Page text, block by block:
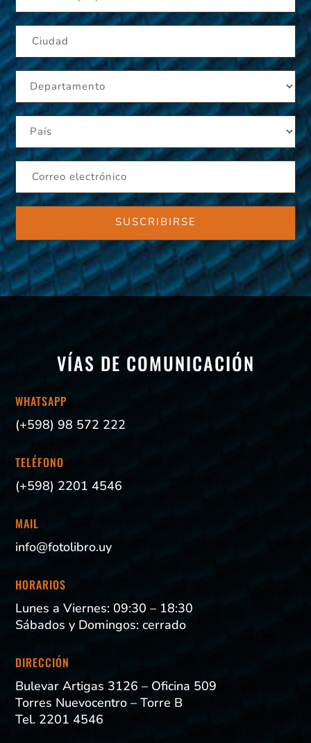
VÍAS DE COMUNICACIÓN
WHATSAPP
(+598) 98 572 222
TELÉFONO
(+598) 2201 4546
MAIL
info@fotolibro.uy
HORARIOS
Lunes a Viernes: 09:30 – 18:30
Sábados y Domingos: cerrado
DIRECCIÓN
Bulevar Artigas 3126 – Oficina 509
Torres Nuevocentro – Torre B
Tel. 2201 4546